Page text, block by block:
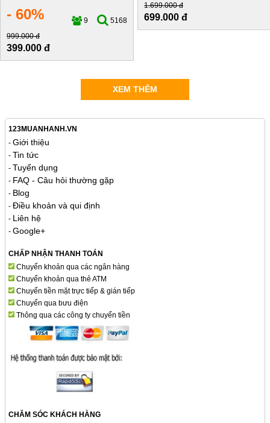
1.699.000 đ
699.000 đ
- 60% 9
5168
999.000 đ
399.000 đ
XEM THÊM
123MUANHANH.VN
- Giới thiệu
- Tin tức
- Tuyển dụng
- FAQ - Câu hỏi thường gặp
- Blog
- Điều khoản và qui định
- Liên hệ
- Google+
CHẤP NHẬN THANH TOÁN
Chuyển khoản qua các ngân hàng
Chuyển khoản qua thẻ ATM
Chuyển tiền mặt trực tiếp & gián tiếp
Chuyển qua bưu điện
Thông qua các công ty chuyển tiền
CHĂM SÓC KHÁCH HÀNG